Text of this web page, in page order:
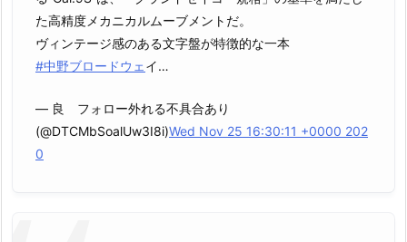
た高精度メカニカルムーブメントだ。
ヴィンテージ感のある文字盤が特徴的な一本
#中野ブロードウェ イ…
— 良 フォロー外れる不具合あり
(@DTCMbSoalUw3I8i)Wed Nov 25 16:30:11 +0000 202
0